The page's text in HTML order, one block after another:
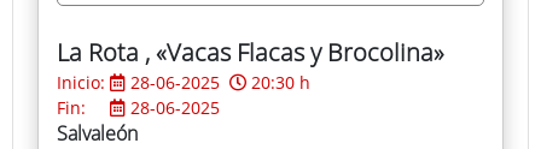
La Rota , «Vacas Flacas y Brocolina»
Inicio: 28-06-2025
20:30 h
Fin:
28-06-2025
Salvaleón